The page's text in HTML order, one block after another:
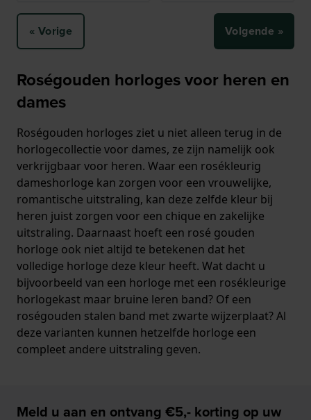
« Vorige Volgende »
Roségouden horloges voor heren en
dames
Roségouden horloges ziet u niet alleen terug in de
horlogecollectie voor dames, ze zijn namelijk ook
verkrijgbaar voor heren. Waar een rosékleurig
dameshorloge kan zorgen voor een vrouwelijke,
romantische uitstraling, kan deze zelfde kleur bij
heren juist zorgen voor een chique en zakelijke
uitstraling. Daarnaast hoeft een rosé gouden
horloge ook niet altijd te betekenen dat het
volledige horloge deze kleur heeft. Wat dacht u
bijvoorbeeld van een horloge met een rosékleurige
horlogekast maar bruine leren band? Of een
roségouden stalen band met zwarte wijzerplaat? Al
deze varianten kunnen hetzelfde horloge een
compleet andere uitstraling geven.
Meld u aan en ontvang €5,- korting op uw